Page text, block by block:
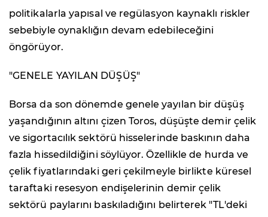
politikalarla yapısal ve regülasyon kaynaklı riskler
sebebiyle oynaklığın devam edebileceğini
öngörüyor.
"GENELE YAYILAN DÜŞÜŞ"
Borsa da son dönemde genele yayılan bir düşüş
yaşandığının altını çizen Toros, düşüşte demir çelik
ve sigortacılık sektörü hisselerinde baskının daha
fazla hissedildiğini söylüyor. Özellikle de hurda ve
çelik fiyatlarındaki geri çekilmeyle birlikte küresel
taraftaki resesyon endişelerinin demir çelik
sektörü paylarını baskıladığını belirterek "TL'deki